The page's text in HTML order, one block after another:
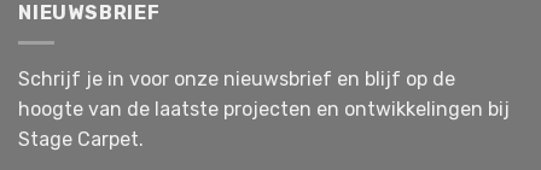
NIEUWSBRIEF
Schrijf je in voor onze nieuwsbrief en blijf op de
hoogte van de laatste projecten en ontwikkelingen bij
Stage Carpet.